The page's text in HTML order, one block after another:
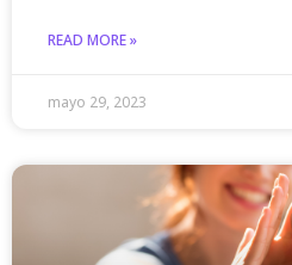
READ MORE »
mayo 29, 2023